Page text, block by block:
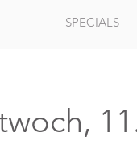
SPECIALS